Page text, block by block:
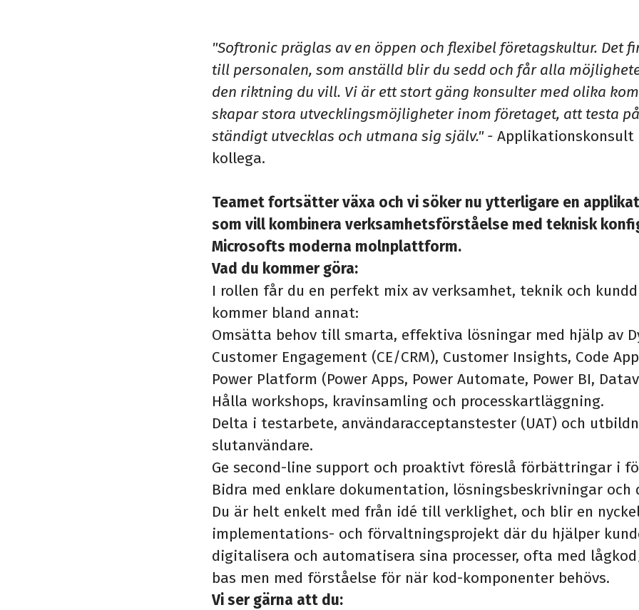
"Softronic präglas av en öppen och flexibel företagskultur. Det
till personalen, som anställd blir du sedd och får alla
den riktning du vill. Vi är ett stort gäng konsulter med olika
skapar stora utvecklingsmöjligheter inom företaget, att testa
ständigt utvecklas och utmana sig själv." - Applikationskonsult
kollega.
Teamet fortsätter växa och vi söker nu ytterligare en
som vill kombinera verksamhetsförståelse med teknisk
Microsofts moderna molnplattform.
Vad du kommer göra:
I rollen får du en perfekt mix av verksamhet, teknik och
kommer bland annat:
Omsätta behov till smarta, effektiva lösningar med hjälp av
Customer Engagement (CE/CRM), Customer Insights, Code
Power Platform (Power Apps, Power Automate, Power BI,
Hålla workshops, kravinsamling och processkartläggning.
Delta i testarbete, användaracceptanstester (UAT) och
slutanvändare.
Ge second-line support och proaktivt föreslå förbättringar i
Bidra med enklare dokumentation, lösningsbeskrivningar och
Du är helt enkelt med från idé till verklighet, och blir en
implementations- och förvaltningsprojekt där du hjälper
digitalisera och automatisera sina processer, ofta med
bas men med förståelse för när kod-komponenter behövs.
Vi ser gärna att du: